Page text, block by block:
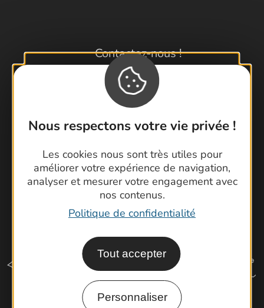
Nous respectons votre vie privée !
Les cookies nous sont très utiles pour
améliorer votre expérience de navigation,
analyser et mesurer votre engagement avec
nos contenus.
Politique de confidentialité
Tout accepter
Personnaliser
Contactez-nous !
Foire aux questions
Brochures
Cartoguides et Topoguides
Latitude Gard